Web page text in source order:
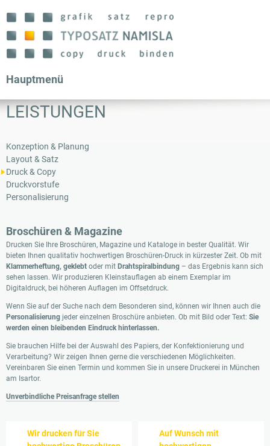
zum
Inhalt
Hauptmenü
LEISTUNGEN
Konzeption & Planung
Layout & Satz
Druck & Copy
Druckvorstufe
Personalisierung
Broschüren & Magazine
Drucken Sie Ihre Broschüren, Magazine und Kataloge in bester Qualität. Wir
bieten Ihnen qualitativ hochwertigen Broschüren-Druck in kürzester Zeit. Ob mit
Klammerheftung, geklebt oder mit Drahtspiralbindung – das Ergebnis kann sich
sehen lassen. Wir produzieren Kleinstauflagen ab einem Exemplar im
Digitaldruck, bei höheren Auflagen im Offsetdruck.
Wenn Sie auf der Suche nach dem Besonderen sind, können wir Ihnen auch die
Personalisierung jeder einzelnen Broschüre anbieten. Ob mit Bild oder Text: Sie
werden einen bleibenden Eindruck hinterlassen.
Sie brauchen Hilfe bei der Auswahl des Papiers, der Konfektionierung und
Verarbeitung? Wir zeigen Ihnen gerne die verschiedenen Möglichkeiten.
Vereinbaren Sie einen Termin und kommen Sie in unsere Druckerei in München
am Isartor.
Unverbindliche Preisanfrage stellen
Wir drucken für Sie
Auf Wunsch mit